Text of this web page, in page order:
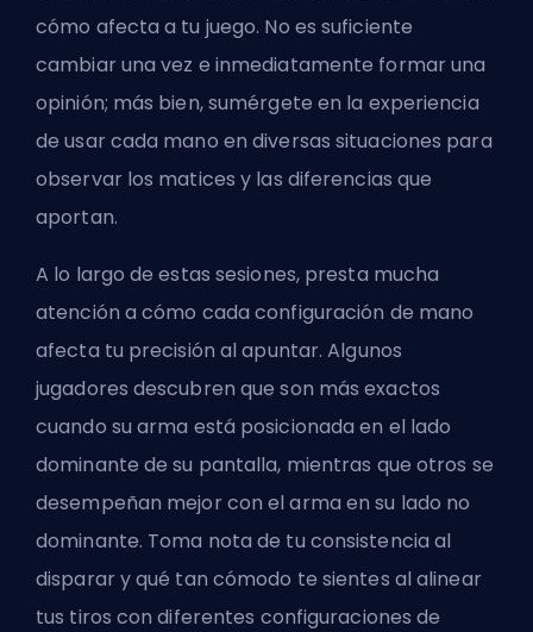
cómo afecta a tu juego. No es suficiente
cambiar una vez e inmediatamente formar una
opinión; más bien, sumérgete en la experiencia
de usar cada mano en diversas situaciones para
observar los matices y las diferencias que
aportan.
A lo largo de estas sesiones, presta mucha
atención a cómo cada configuración de mano
afecta tu precisión al apuntar. Algunos
jugadores descubren que son más exactos
cuando su arma está posicionada en el lado
dominante de su pantalla, mientras que otros se
desempeñan mejor con el arma en su lado no
dominante. Toma nota de tu consistencia al
disparar y qué tan cómodo te sientes al alinear
tus tiros con diferentes configuraciones de